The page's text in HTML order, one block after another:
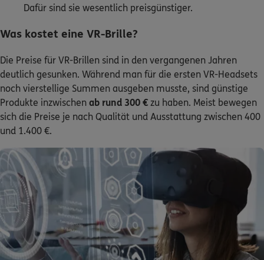
Dafür sind sie wesentlich preisgünstiger.
Was kostet eine VR-Brille?
Die Preise für VR-Brillen sind in den vergangenen Jahren
deutlich gesunken. Während man für die ersten VR-Headsets
noch vierstellige Summen ausgeben musste, sind günstige
Produkte inzwischen ab rund 300 € zu haben. Meist bewegen
sich die Preise je nach Qualität und Ausstattung zwischen 400
und 1.400 €.